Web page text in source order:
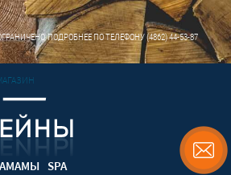
ПОДРОБНЕЕ ПО ТЕЛЕФОНУ(4862) 44-53-87
SPA